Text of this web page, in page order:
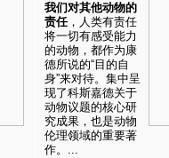
我们对其他动物的
责任，人类有责任
将一切有感受能力
的动物，都作为康
德所说的“目的自
身”来对待。集中呈
现了科斯嘉德关于
动物议题的核心研
究成果，也是动物
伦理领域的重要著
作。...